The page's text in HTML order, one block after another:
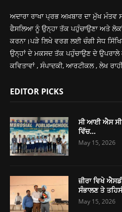
ਅਦਾਰਾ ਰਾਖਾ ਪ੍ਰਭ ਅਖ਼ਬਾਰ ਦਾ ਮੁੱਖ
ਫੈਸਲਿਆ ਨੂੰ ਉਨ੍ਹਾ ਤੱਕ ਪਹੁੰਚਾਉਣਾ ਅਤੇ
ਕਰਨਾ।ਪੜੇ ਲਿਖੇ ਵਰਗ ਲਈ ਚੰਗੀ ਸੇਧ
ਉਨ੍ਹਾਂ ਦੇ ਮਕਸਦ ਤੱਕ ਪਹੁੰਚਾਉਣ ਦੇ
ਕਵਿਤਾਵਾਂ , ਸੰਪਾਦਕੀ, ਆਰਟੀਕਲ , ਲੇਖ
EDITOR PICKS
ਸੀ ਆਈ ਐਸ ਸੀ
ਵਿੱਚ...
May 15, 2026
ਜ਼ੀਰਾ ਵਿਖੇ
ਸੰਭਾਲਣ ਤੇ
May 15, 2026